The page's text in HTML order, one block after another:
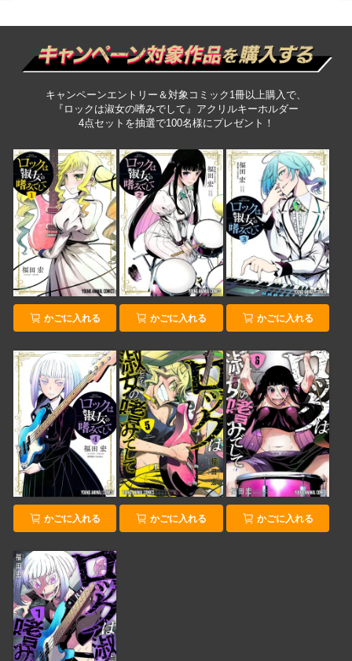
キャンペーンエントリー＆対象コミック1冊以上購入で、
『ロックは淑女の嗜みでして』アクリルキーホルダー
4点セットを抽選で100名様にプレゼント！
かごに入れる かごに入れる かごに入れる
かごに入れる かごに入れる かごに入れる